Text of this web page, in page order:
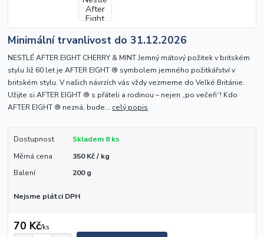
Minimální trvanlivost do 31.12.2026
NESTLÉ AFTER EIGHT CHERRY & MINT Jemný mátový požitek v britském
stylu Již 60 let je AFTER EIGHT ® symbolem jemného požitkářství v
britském stylu. V našich návrzích vás vždy vezmeme do Velké Británie.
Užijte si AFTER EIGHT ® s přáteli a rodinou – nejen „po večeři“! Kdo
AFTER EIGHT ® nezná, bude... celý popis
Dostupnost
Skladem 8 ks
Měrná cena
350 Kč / kg
Balení
200 g
Nejsme plátci DPH
70 Kč/ks